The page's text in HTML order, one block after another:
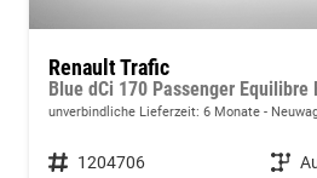
Renault Trafic
Blue dCi 170 Passenger Equilibre
unverbindliche Lieferzeit: 6 Monate
Fahrzeugnummer 1204706 Getriebe